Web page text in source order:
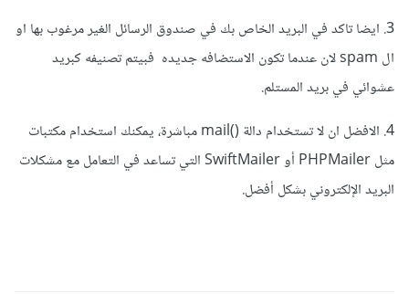
3. ايضا تاكد في البريد الخاص بك في صندوق الرسائل الغير مرغوب بها او
ال spam لان عندما تكون الاستضافه جديده فبيتم تصنيفه كبريد
عشوائي في بريد المستلم.
4. الافضل ان لا تستخدام دالة ()mail مباشرة، يمكنك استخدام مكتبات
مثل PHPMailer أو SwiftMailer التي تساعد في التعامل مع مشكلات
البريد الإلكتروني بشكل أفضل.